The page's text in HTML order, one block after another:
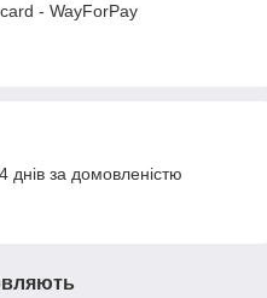
- WayForPay
за домовленістю